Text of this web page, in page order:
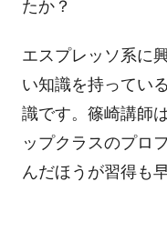
たか？
エスプレッソ系に
い知識を持ってい
識です。篠崎講師
ップクラスのプロ
んだほうが習得も